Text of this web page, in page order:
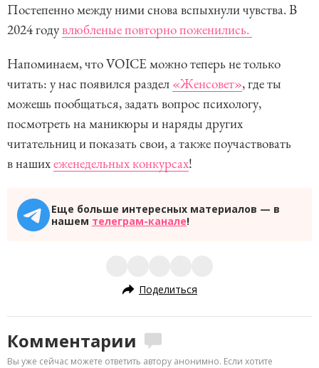
Постепенно между ними снова вспыхнули чувства. В
2024 годувлюбленые повторно поженились.
Напоминаем, что VOICE можно теперь не только
читать: у нас появился раздел «Женсовет», где ты
можешь пообщаться, задать вопрос психологу,
посмотреть на маникюры и наряды других
читательниц и показать свои, а также поучаствовать
в нашихеженедельных конкурсах!
Еще больше интересных материалов — в
нашем телеграм-канале!
Поделиться
Комментарии
Вы уже сейчас можете ответить автору анонимно. Если хотите